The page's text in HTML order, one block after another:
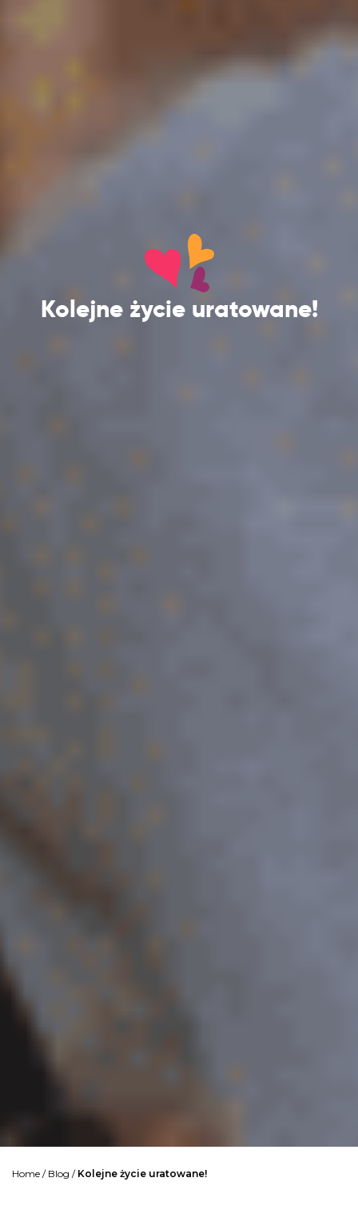
Kolejne życie uratowane!
Home / Blog / Kolejne życie uratowane!